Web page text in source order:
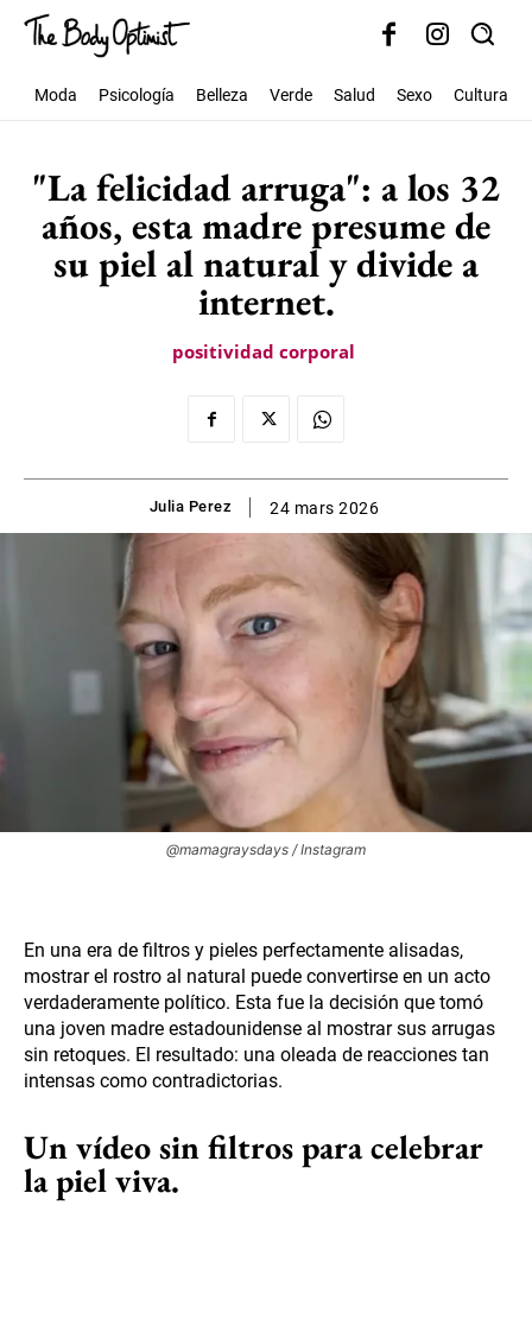
Moda Psicología Belleza Verde Salud Sexo Cultura
"La felicidad arruga": a los 32
años, esta madre presume de
su piel al natural y divide a
internet.
positividad corporal
Julia Perez 24 mars 2026
@mamagraysdays / Instagram
En una era de filtros y pieles perfectamente alisadas,
mostrar el rostro al natural puede convertirse en un acto
verdaderamente político. Esta fue la decisión que tomó
una joven madre estadounidense al mostrar sus arrugas
sin retoques. El resultado: una oleada de reacciones tan
intensas como contradictorias.
Un vídeo sin filtros para celebrar
la piel viva.